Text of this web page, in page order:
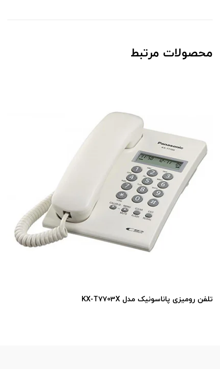
محصولات مرتبط
تلفن رومیزی پاناسونیک مدل KX-TSC62